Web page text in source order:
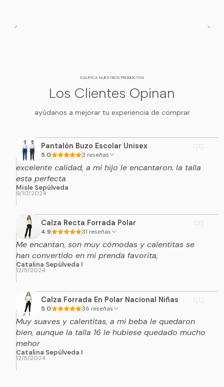
CALIFICA NUESTROS PRODUCTOS
Los Clientes Opinan
ayúdanos a mejorar tu experiencia de comprar
Pantalón Buzo Escolar Unisex
5.0 3 reseñas
excelente calidad, a mi hijo le encantaron. la talla
esta perfecta
Misle Sepúlveda
9/10/2024
Calza Recta Forrada Polar
4.9 31 reseñas
Me encantan, son muy cómodas y calentitas se
han convertido en mi prenda favorita,
Catalina Sepúlveda I
12/5/2024
Calza Forrada En Polar Nacional Niñas
5.0 36 reseñas
Muy suaves y calentitas, a mi beba le quedaron
bien, aunque la talla 16 le hubiese quedado mucho
mehor
Catalina Sepúlveda I
12/5/2024